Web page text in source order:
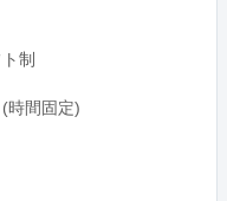
制
時間固定)